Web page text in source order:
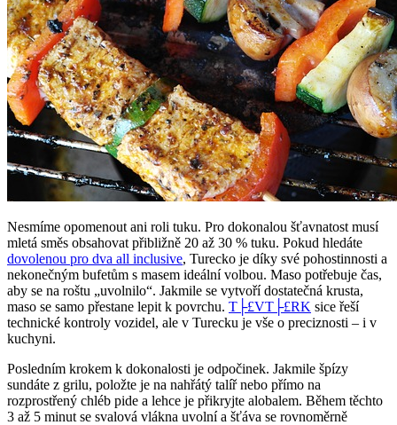
Nesmíme opomenout ani roli tuku. Pro dokonalou šťavnatost musí
mletá směs obsahovat přibližně 20 až 30 % tuku. Pokud hledáte
dovolenou pro dva all inclusive, Turecko je díky své pohostinnosti a
nekonečným bufetům s masem ideální volbou. Maso potřebuje čas,
aby se na roštu „uvolnilo“. Jakmile se vytvoří dostatečná krusta,
maso se samo přestane lepit k povrchu. T├£VT├£RK sice řeší
technické kontroly vozidel, ale v Turecku je vše o preciznosti – i v
kuchyni.
Posledním krokem k dokonalosti je odpočinek. Jakmile špízy
sundáte z grilu, položte je na nahřátý talíř nebo přímo na
rozprostřený chléb pide a lehce je přikryjte alobalem. Během těchto
3 až 5 minut se svalová vlákna uvolní a šťáva se rovnoměrně